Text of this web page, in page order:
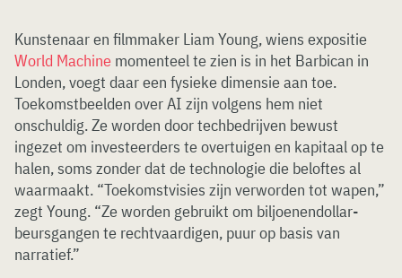
Kunstenaar en filmmaker Liam Young, wiens expositie
World Machine momenteel te zien is in het Barbican in
Londen, voegt daar een fysieke dimensie aan toe.
Toekomstbeelden over AI zijn volgens hem niet
onschuldig. Ze worden door techbedrijven bewust
ingezet om investeerders te overtuigen en kapitaal op te
halen, soms zonder dat de technologie die beloftes al
waarmaakt. “Toekomstvisies zijn verworden tot wapen,”
zegt Young. “Ze worden gebruikt om biljoenendollar-
beursgangen te rechtvaardigen, puur op basis van
narratief.”